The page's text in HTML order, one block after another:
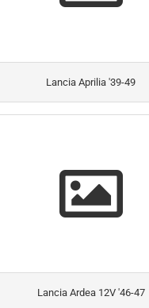
Lancia Aprilia '39-49
Lancia Ardea 12V '46-47